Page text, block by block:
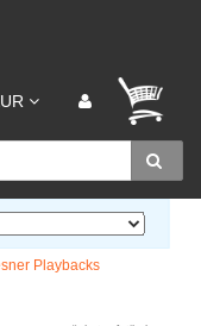
Playbacks